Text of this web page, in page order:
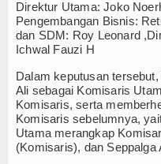
Tokoh
TV
Channel
Direktur Utama: Joko
Pengembangan Bisnis:
dan SDM: Roy Leonard ,
Ichwal Fauzi H
Dalam keputusan
Ali sebagai Komisaris
Komisaris, serta
Komisaris sebelumnya,
Utama merangkap
(Komisaris), dan